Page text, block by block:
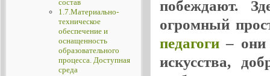
состав
1.7.Материально-
техническое
обеспечение и
оснащенность
образовательного
процесса. Доступная
среда
побеждают.
огромный
педагоги– они
искусства,